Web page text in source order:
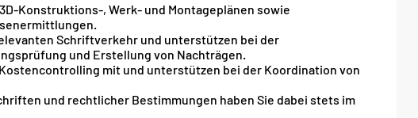
Konstruktions-, Werk- und Montageplänen sowie
Schriftverkehr und unterstützen bei der
und Erstellung von Nachträgen.
mit und unterstützen bei der Koordination von
und rechtlicher Bestimmungen haben Sie dabei stets im